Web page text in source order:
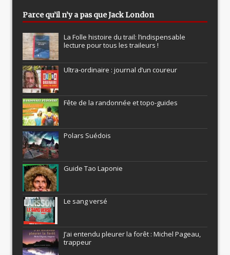
Parce qu’il n’y a pas que Jack London
La Folle histoire du trail: l’indispensable
lecture pour tous les traileurs !
Ultra-ordinaire : journal d’un coureur
Fête de la randonnée et topo-guides
Polars Suédois
Guide Tao Laponie
Le sang versé
J’ai entendu pleurer la forêt : Michel Pageau,
trappeur